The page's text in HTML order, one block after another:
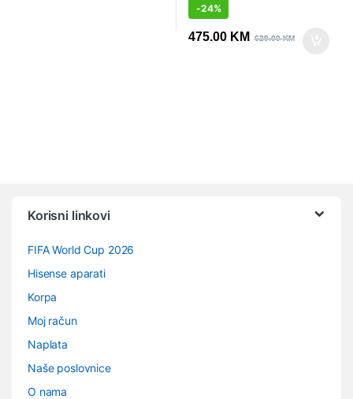
-24%
475.00 KM 629.00KM
Korisni linkovi
FIFA World Cup 2026
Hisense aparati
Korpa
Moj račun
Naplata
Naše poslovnice
O nama